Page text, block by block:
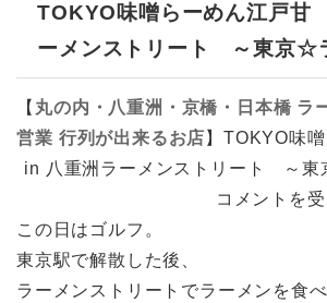
TOKYO味噌らーめん江戸
ーメンストリート ～東京☆
【 丸の内・八重洲・京橋・日本橋 ラ
営業 行列が出来るお店 】 TOKYO味
in 八重洲ラーメンストリート ～東
コメントを
この日はゴルフ。
東京駅で解散した後、
ラーメンストリートでラーメンを食